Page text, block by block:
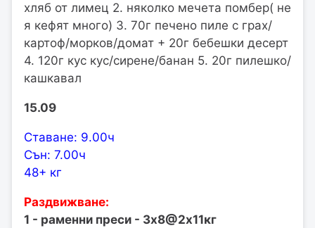
хляб от лимец 2. няколко мечета помбер( не
я кефят много) 3. 70г печено пиле с грах/
картоф/морков/домат + 20г бебешки десерт
4. 120г кус кус/сирене/банан 5. 20г пилешко/
кашкавал
15.09
Ставане: 9.00ч
Сън: 7.00ч
48+ кг
Раздвижване:
1 - раменни преси - 3х8@2х11кг